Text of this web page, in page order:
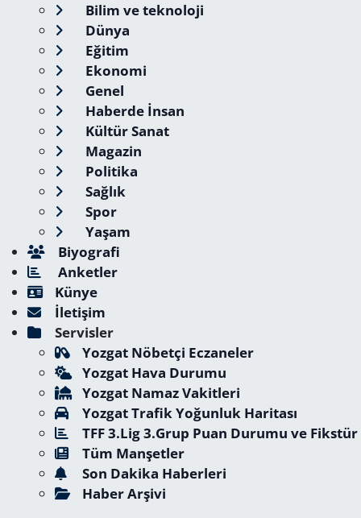
Bilim ve teknoloji
Dünya
Eğitim
Ekonomi
Genel
Haberde İnsan
Kültür Sanat
Magazin
Politika
Sağlık
Spor
Yaşam
Biyografi
Anketler
Künye
İletişim
Servisler
Yozgat Nöbetçi Eczaneler
Yozgat Hava Durumu
Yozgat Namaz Vakitleri
Yozgat Trafik Yoğunluk Haritası
TFF 3.Lig 3.Grup Puan Durumu ve Fikstür
Tüm Manşetler
Son Dakika Haberleri
Haber Arşivi